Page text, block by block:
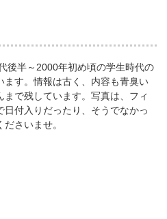
後半～2000年初め頃の学生時代の
す。情報は古く、内容も青臭い
で残しています。写真は、フィ
付入りだったり、そうでなかっ
さいませ。